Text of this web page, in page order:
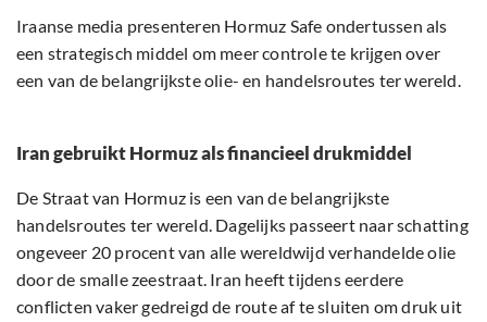
Iraanse media presenteren Hormuz Safe ondertussen als
een strategisch middel om meer controle te krijgen over
een van de belangrijkste olie- en handelsroutes ter wereld.
Iran gebruikt Hormuz als financieel drukmiddel
De Straat van Hormuz is een van de belangrijkste
handelsroutes ter wereld. Dagelijks passeert naar schatting
ongeveer 20 procent van alle wereldwijd verhandelde olie
door de smalle zeestraat. Iran heeft tijdens eerdere
conflicten vaker gedreigd de route af te sluiten om druk uit